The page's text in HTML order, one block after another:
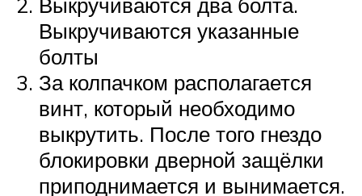
Выкручиваются указанные
болты
За колпачком располагается
винт, который необходимо
выкрутить. После того гнездо
блокировки дверной защёлки
приподнимается и вынимается.